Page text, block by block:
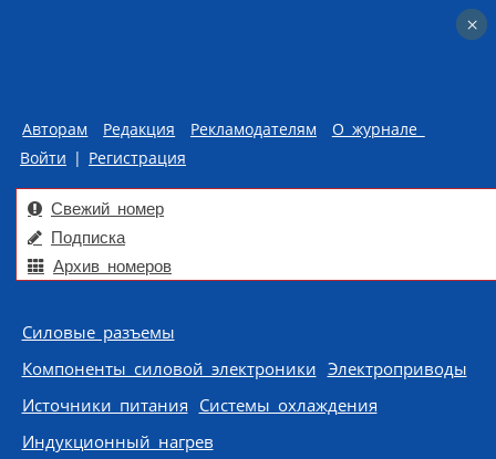
Авторам Редакция Рекламодателям
О журнале
Войти | Регистрация
Свежий номер
Подписка
Архив номеров
Skip to content
Силовые разъемы
Компоненты силовой электроники Электроприводы
Источники питания Системы охлаждения
Индукционный нагрев
×
×